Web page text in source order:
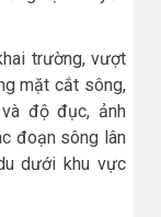
trường, vượt
mặt cắt sông,
độ đục, ảnh
đoạn sông lân
dưới khu vực